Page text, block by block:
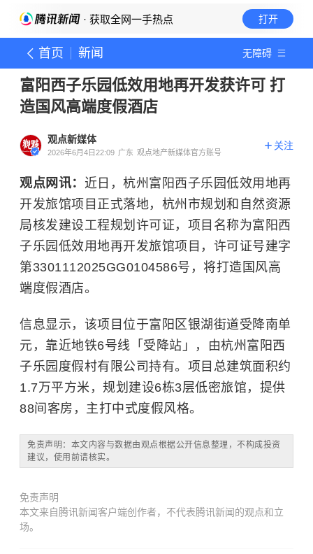
· 获取全网一手热点 打开
首页 新闻 无障碍
富阳西子乐园低效用地再开发获许可 打
造国风高端度假酒店
观点新媒体
2026年6月4日22:09 广东 观点地产新媒体官方账号
关注
观点网讯： 近日，杭州富阳西子乐园低效用地再
开发旅馆项目正式落地，杭州市规划和自然资源
局核发建设工程规划许可证，项目名称为富阳西
子乐园低效用地再开发旅馆项目，许可证号建字
第3301112025GG0104586号，将打造国风高
端度假酒店。
信息显示，该项目位于富阳区银湖街道受降南单
元，靠近地铁6号线「受降站」，由杭州富阳西
子乐园度假村有限公司持有。项目总建筑面积约
1.7万平方米，规划建设6栋3层低密旅馆，提供
88间客房，主打中式度假风格。
免责声明：本文内容与数据由观点根据公开信息整理，不构成投资
建议，使用前请核实。
免责声明
本文来自腾讯新闻客户端创作者，不代表腾讯新闻的观点和立
场。